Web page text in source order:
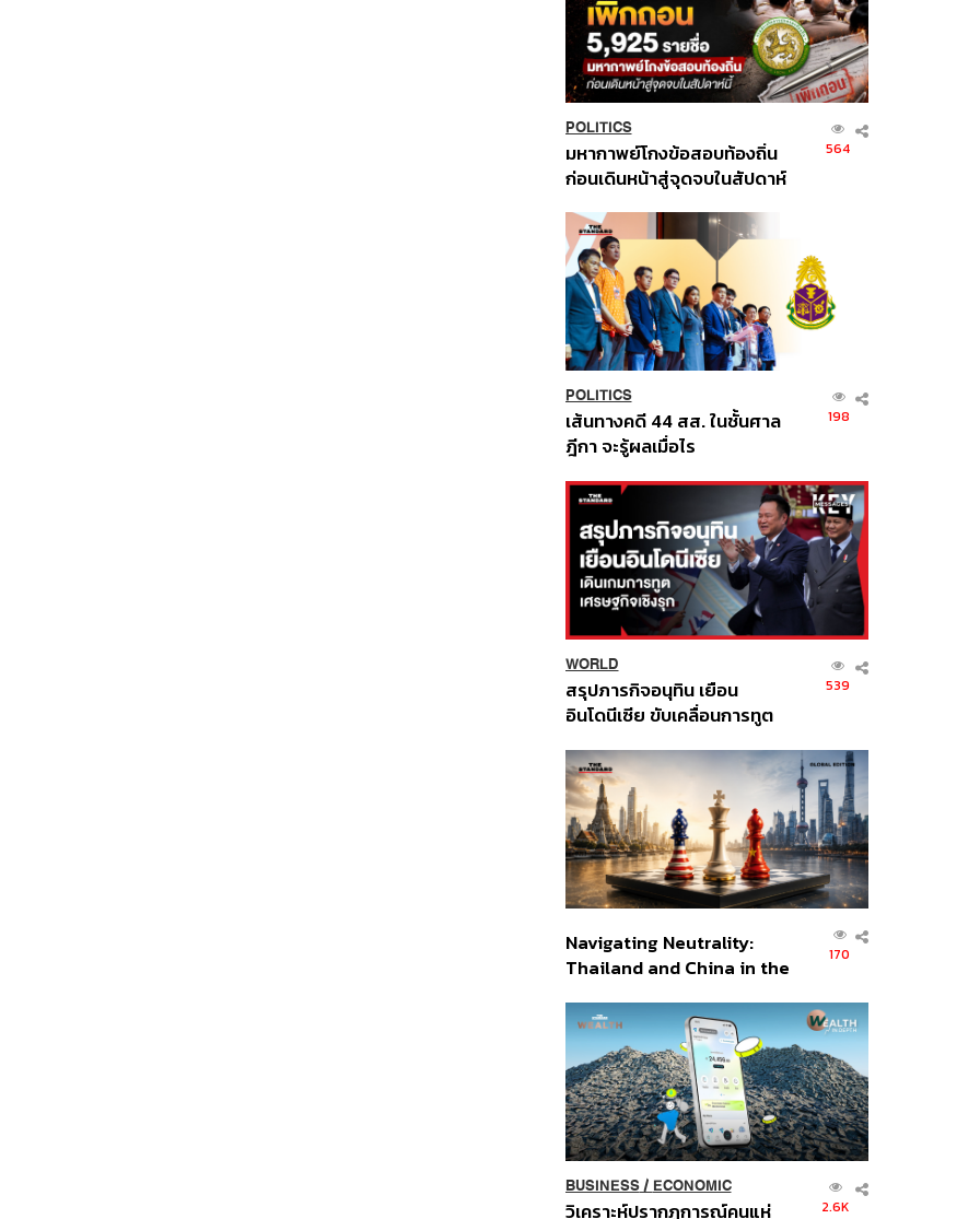
POLITICS
มหากาพย์โกงข้อสอบท้องถิ่น
ก่อนเดินหน้าสู่จุดจบในสัปดาห์
564
POLITICS
เส้นทางคดี 44 สส. ในชั้นศาล
ฎีกา จะรู้ผลเมื่อไร
198
WORLD
สรุปภารกิจอนุทิน เยือน
อินโดนีเซีย ขับเคลื่อนการทูต
ส่วนยุทธศาสตร์ไทย –
อินโดนีเซีย
539
Navigating Neutrality:
Thailand and China in the
Order
170
BUSINESS/ ECONOMIC
วิเคราะห์ปรากฏการณ์คนแห่ 2.6K